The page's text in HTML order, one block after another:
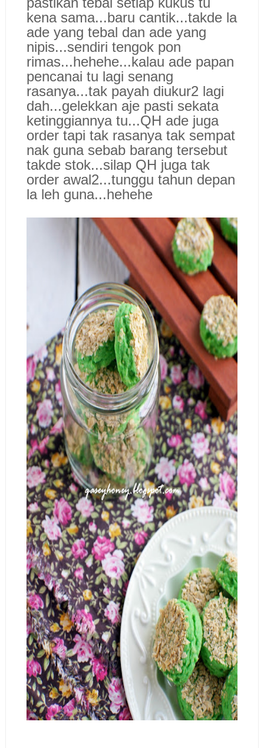
kena sama...baru cantik...takde la
ade yang tebal dan ade yang
nipis...sendiri tengok pon
rimas...hehehe...kalau ade papan
pencanai tu lagi senang
rasanya...tak payah diukur2 lagi
dah...gelekkan aje pasti sekata
ketinggiannya tu...QH ade juga
order tapi tak rasanya tak sempat
nak guna sebab barang tersebut
takde stok...silap QH juga tak
order awal2...tunggu tahun depan
la leh guna...hehehe